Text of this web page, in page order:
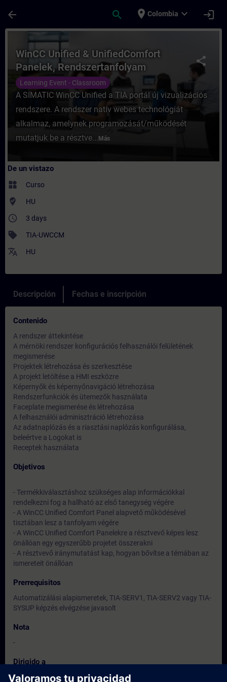
arrow_back search place Colombia expand_more login
Curso - WinCC Unified &
share
WinCC Unified & UnifiedComfort
Panelek, Rendszertanfolyam
Learning Event - Classroom
A SIMATIC WinCC Unified a TIA portál új vizualizációs
rendszere. A rendszer natív webes technológiát
alkalmaz, amelynek programozását/működését
mutatjuk be a résztve... Más
De un vistazo
widgets Curso
where_to_vote HU
access_time 3 days
sell TIA-UWCCM
translate HU
Descripción Fechas e inscripción
Contenido
A rendszer áttekintése
A mérnöki rendszer konfigurációs felhasználói felületének
megismerése
Projektek létrehozása és szerkesztése
A projekt letöltése a HMI eszközre
Képernyők és képernyőnavigáció létrehozása
Rendszerfunkciók és ütemezők használata
Faceplate megismerése és létrehozása
A felhasználói adminisztráció létrehozása
Az adatnaplózás és a riasztási naplózás konfigurálása,
beleértve a Logokat is
Receptek használata
Objetivos
- Termékkiválasztáshoz szükséges alap információkkal
rendelkezni fog a hallható az első tanegység végére
- A WinCC Unified Comfort Panel alapvető működésével
tisztában lesz a tanfolyam végére
- A WinCC Unified Comfort Panelekre a résztvevő képes lesz
önállóan egy egyszerűbb projetet összerakni
- A résztvevő iránymutatást kap, hogyan bővítse a témában az
ismereteit önállóan
Prerrequisitos
Automatizálási alapismeretek, TIA-SERV1, TIA-SERV2 vagy TIA-
SYSUP képzés elvégzése javasolt
Nota
-
Dirigido a
Programozók, beüzemelő mérnökök, tervező mérnökök,